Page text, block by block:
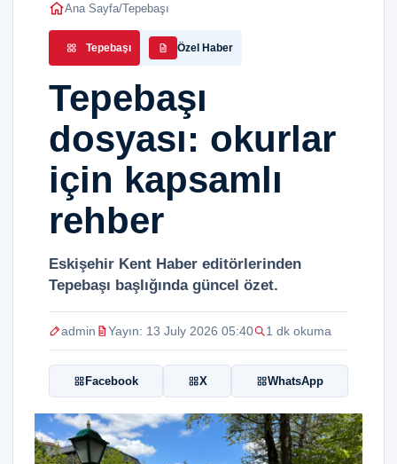
Ana Sayfa/Tepebaşı
Tepebaşı Özel Haber
Tepebaşı
dosyası: okurlar
için kapsamlı
rehber
Eskişehir Kent Haber editörlerinden
Tepebaşı başlığında güncel özet.
admin Yayın: 13 July 2026 05:40 1 dk okuma
Facebook X WhatsApp